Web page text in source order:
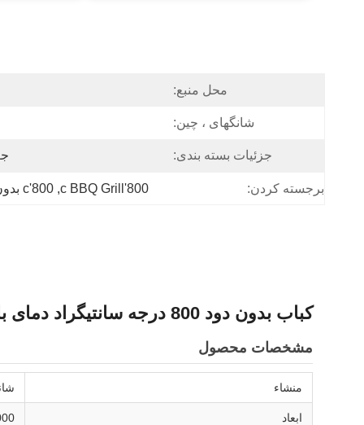
محل منبع:
شانگهای ، چین:
جزئیات بسته بندی:
برجسته کردن: 800'c BBQ Grill
, 800'c بدون دود کباب
کباب بدون دود 800 درجه سانتیگراد دمای بالا با 3 گروه گرمایش و کنترل مستقل دمای
مشخصات محصول
منشاء
ابعاد